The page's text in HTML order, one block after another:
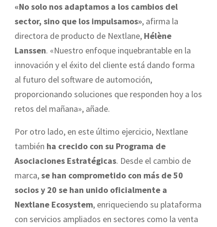
«No solo nos adaptamos a los cambios del
sector, sino que los impulsamos», afirma la
directora de producto de Nextlane, Hélène
Lanssen. «Nuestro enfoque inquebrantable en la
innovación y el éxito del cliente está dando forma
al futuro del software de automoción,
proporcionando soluciones que responden hoy a los
retos del mañana», añade.
Por otro lado, en este último ejercicio, Nextlane
también ha crecido con su Programa de
Asociaciones Estratégicas. Desde el cambio de
marca,se han comprometido con más de 50
socios y 20 se han unido oficialmente a
Nextlane Ecosystem, enriqueciendo su plataforma
con servicios ampliados en sectores como la venta